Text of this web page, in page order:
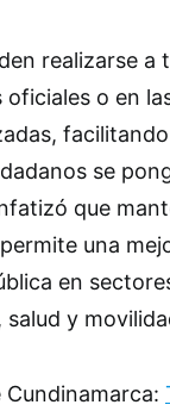
realizarse a
o en
se
que
una
en
y